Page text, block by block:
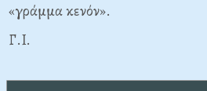
«γράμμα κενόν».
Γ.I.